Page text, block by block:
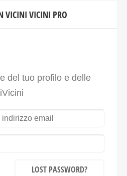
VICINI VICINI PRO
del tuo profilo e delle
LOST PASSWORD?